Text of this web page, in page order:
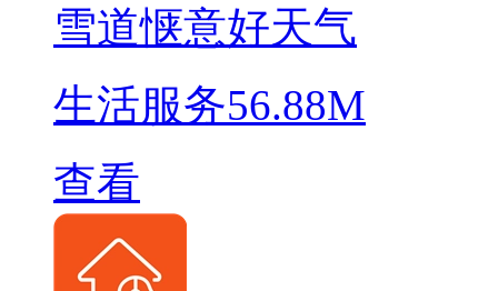
雪道惬意好天气
生活服务56.88M
查看